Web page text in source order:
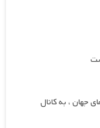
جهان ، به کانال